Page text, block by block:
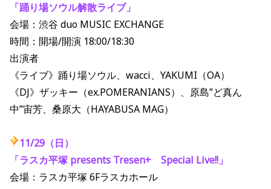
「踊り場ソウル解散ライブ」
会場：渋谷 duo MUSIC EXCHANGE
時間：開場/開演 18:00/18:30
出演者
《ライブ》踊り場ソウル、wacci、YAKUMI（OA）
《DJ》ザッキー（ex.POMERANIANS）、原島”ど真ん
中”宙芳、桑原大（HAYABUSA MAG）
11/29（日）
「ラスカ平塚 presents Tresen+ Special Live!!」
会場：ラスカ平塚 6Fラスカホール